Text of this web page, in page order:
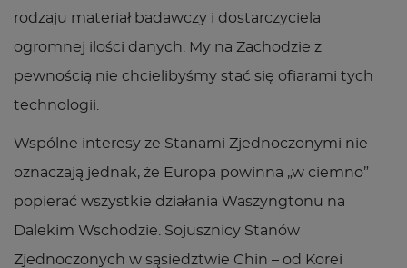
rodzaju materiał badawczy i dostarczyciela
ogromnej ilości danych. My na Zachodzie z
pewnością nie chcielibyśmy stać się ofiarami tych
technologii.
Wspólne interesy ze Stanami Zjednoczonymi nie
oznaczają jednak, że Europa powinna „w ciemno”
popierać wszystkie działania Waszyngtonu na
Dalekim Wschodzie. Sojusznicy Stanów
Zjednoczonych w sąsiedztwie Chin – od Korei